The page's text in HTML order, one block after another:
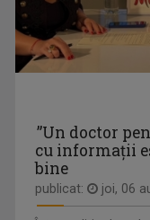
”Un doctor
cu informații
bine
publicat: joi, 06